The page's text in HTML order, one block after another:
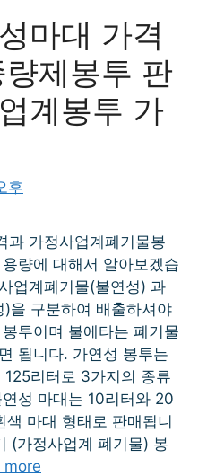
마대 가격
제봉투 판
계봉투 가
후
과 가정사업계폐기물봉
량에 대해서 알아보겠습
업계폐기물(불연성) 과
을 구분하여 배출하셔야
투이며 불에타는 폐기물
됩니다. 가연성 봉투는
리터로 3가지의 종류
성 마대는 10리터와 20
마대 형태로 판매됩니
(가정사업계 폐기물) 봉
more